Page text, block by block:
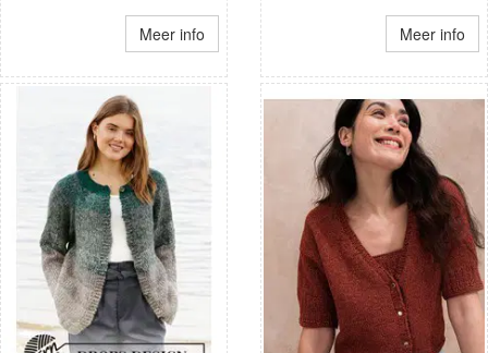
Meer info Meer info